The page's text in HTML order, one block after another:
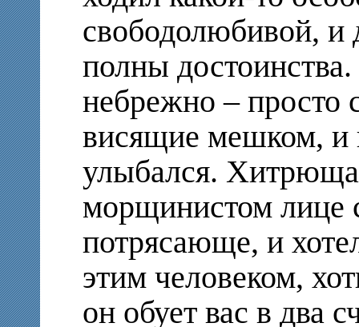
свободолюбивой, и
полны
небрежно – просто
висящие мешком, и
улыбался.
морщинистом лице
потрясающе, и
этим человеком,
он обует вас в два